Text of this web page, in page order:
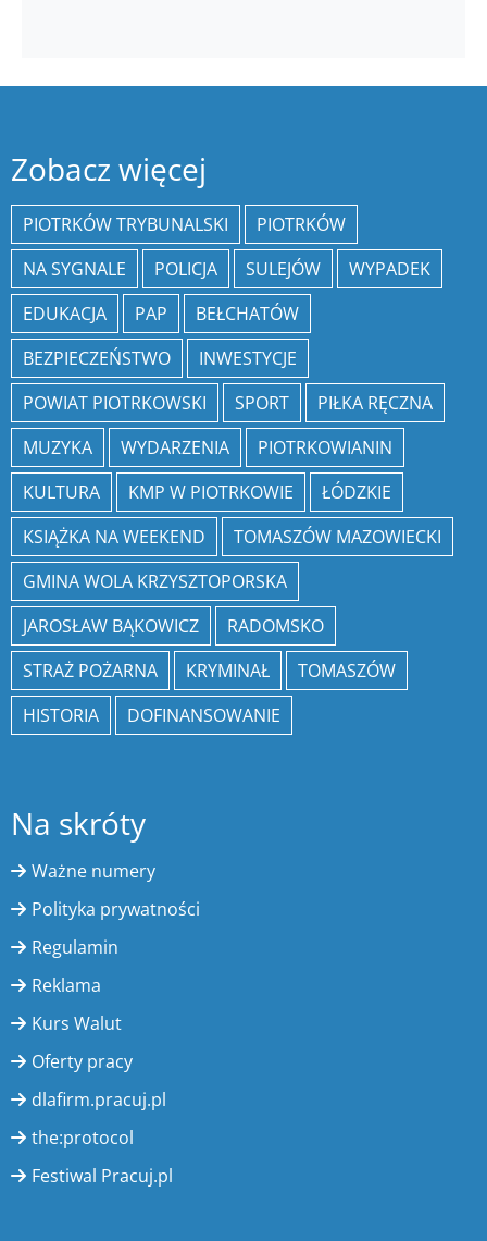
Zobacz więcej
PIOTRKÓW TRYBUNALSKI
PIOTRKÓW
NA SYGNALE
POLICJA SULEJÓW
WYPADEK
EDUKACJA
PAP
BEŁCHATÓW
BEZPIECZEŃSTWO
INWESTYCJE
POWIAT PIOTRKOWSKI
SPORT
PIŁKA RĘCZNA
MUZYKA
WYDARZENIA
PIOTRKOWIANIN
KULTURA
KMP W PIOTRKOWIE
ŁÓDZKIE
KSIĄŻKA NA WEEKEND
TOMASZÓW MAZOWIECKI
GMINA WOLA KRZYSZTOPORSKA
JAROSŁAW BĄKOWICZ
RADOMSKO
STRAŻ POŻARNA
KRYMINAŁ
TOMASZÓW
HISTORIA
DOFINANSOWANIE
Na skróty
Ważne numery
Polityka prywatności
Regulamin
Reklama
Kurs Walut
Oferty pracy
dlafirm.pracuj.pl
the:protocol
Festiwal Pracuj.pl